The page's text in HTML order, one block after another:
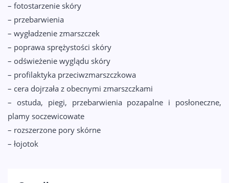
– fotostarzenie skóry
– przebarwienia
– wygładzenie zmarszczek
– poprawa sprężystości skóry
– odświeżenie wyglądu skóry
– profilaktyka przeciwzmarszczkowa
– cera dojrzała z obecnymi zmarszczkami
– ostuda, piegi, przebarwienia pozapalne i posłoneczne,
plamy soczewicowate
– rozszerzone pory skórne
– łojotok